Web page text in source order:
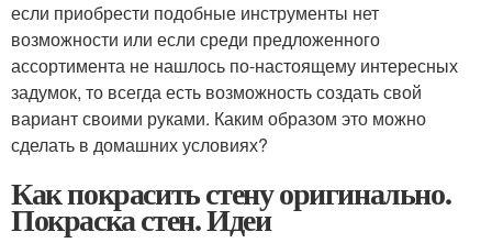
если приобрести подобные инструменты нет
возможности или если среди предложенного
ассортимента не нашлось по-настоящему интересных
задумок, то всегда есть возможность создать свой
вариант своими руками. Каким образом это можно
сделать в домашних условиях?
Как покрасить стену оригинально.
Покраска стен. Идеи